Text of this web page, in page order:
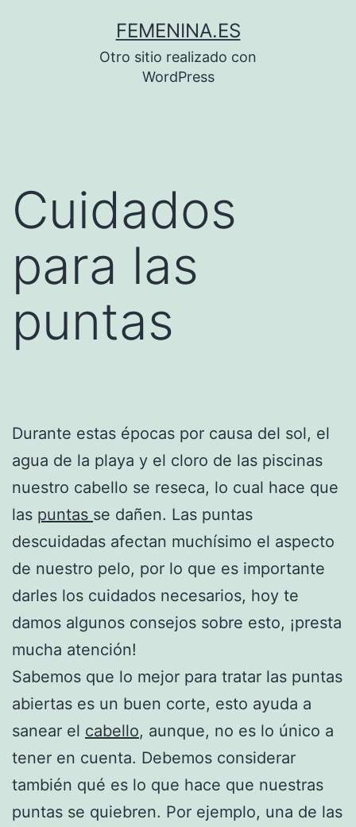
FEMENINA.ES
Otro sitio realizado con
WordPress
Cuidados
para las
puntas
Durante estas épocas por causa del sol, el
agua de la playa y el cloro de las piscinas
nuestro cabello se reseca, lo cual hace que
las puntas se dañen. Las puntas
descuidadas afectan muchísimo el aspecto
de nuestro pelo, por lo que es importante
darles los cuidados necesarios, hoy te
damos algunos consejos sobre esto, ¡presta
mucha atención!
Sabemos que lo mejor para tratar las puntas
abiertas es un buen corte, esto ayuda a
sanear el cabello, aunque, no es lo único a
tener en cuenta. Debemos considerar
también qué es lo que hace que nuestras
puntas se quiebren. Por ejemplo, una de las